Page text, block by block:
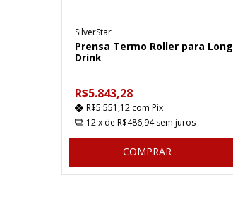
SilverStar
Prensa Termo Roller para Long
Drink
R$5.843,28
R$5.551,12 com Pix
12x de R$486,94 sem juros
COMPRAR